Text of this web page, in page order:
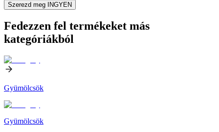
Szerezd meg INGYEN
Fedezzen fel termékeket más
kategóriákból
Gyümölcsök
Gyümölcsök